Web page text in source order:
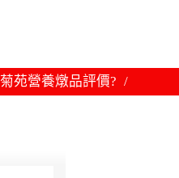
菊苑營養燉品評價?